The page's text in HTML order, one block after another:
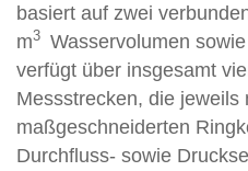
basiert auf zwei
m3 Wasservolumen
verfügt über insgesamt
Messstrecken, die jeweils
maßgeschneiderten
Durchfluss- sowie